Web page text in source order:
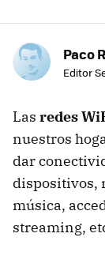
Paco
Editor
Las redes
nuestros
dar
dispositivos,
música,
streaming,